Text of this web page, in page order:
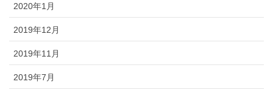
2020年1月
2019年12月
2019年11月
2019年7月